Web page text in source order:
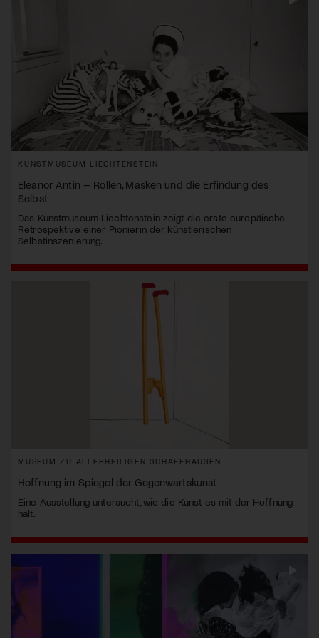
KUNSTMUSEUM LIECHTENSTEIN
Eleanor Antin – Rollen, Masken und die Erfindung des
Selbst
Das Kunstmuseum Liechtenstein zeigt die erste europäische
Retrospektive einer Pionierin der künstlerischen
Selbstinszenierung.
MUSEUM ZU ALLERHEILIGEN SCHAFFHAUSEN
Hoffnung im Spiegel der Gegenwartskunst
Eine Ausstellung untersucht, wie die Kunst es mit der Hoffnung
hält.